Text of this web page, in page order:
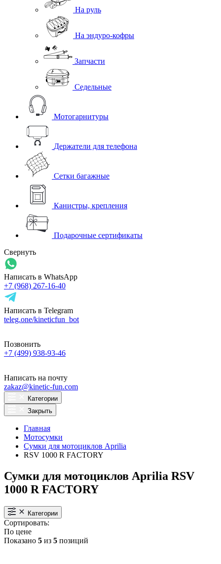
На руль
На эндуро-кофры
Запчасти
Седельные
Мотогарнитуры
Держатели для телефона
Сетки багажные
Канистры, крепления
Подарочные сертификаты
Свернуть
Написать в WhatsApp
+7 (968) 267-16-40
Написать в Telegram
teleg.one/kineticfun_bot
Позвонить
+7 (499) 938-93-46
Написать на почту
zakaz@kinetic-fun.com
Категории
Закрыть
Главная
Мотосумки
Сумки для мотоциклов Aprilia
RSV 1000 R FACTORY
Сумки для мотоциклов Aprilia RSV
1000 R FACTORY
Категории
Сортировать:
По цене
Показано 5 из 5 позиций